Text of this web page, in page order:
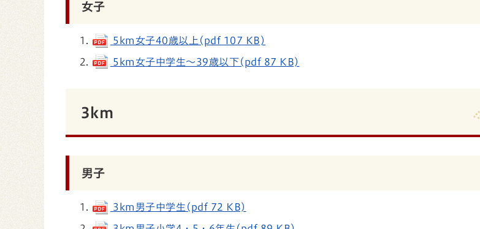
女子
5km女子40歳以上(pdf 107 KB)
5km女子中学生～39歳以下(pdf 87 KB)
3km
男子
3km男子中学生(pdf 72 KB)